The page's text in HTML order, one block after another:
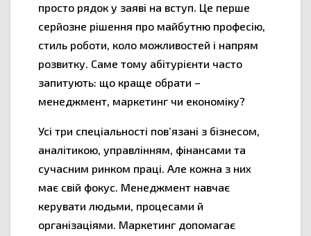
просто рядок у заяві на вступ. Це перше
серйозне рішення про майбутню професію,
стиль роботи, коло можливостей і напрям
розвитку. Саме тому абітурієнти часто
запитують: що краще обрати –
менеджмент, маркетинг чи економіку?
Усі три спеціальності пов’язані з бізнесом,
аналітикою, управлінням, фінансами та
сучасним ринком праці. Але кожна з них
має свій фокус. Менеджмент навчає
керувати людьми, процесами й
організаціями. Маркетинг допомагає